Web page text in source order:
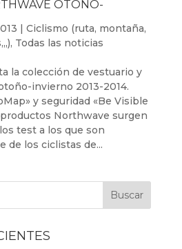
OTOÑO-
| Ciclismo (ruta, montaña,
, Todas las noticias
la colección de vestuario y
invierno 2013-2014.
y seguridad «Be Visible
productos Northwave surgen
test a los que son
de los ciclistas de...